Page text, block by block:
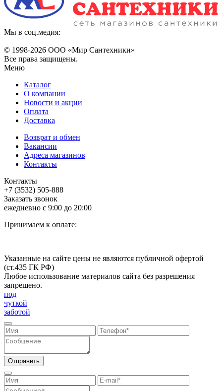
Мы в соц.медия:
© 1998-2026 ООО «Мир Сантехники»
Все права защищены.
Меню
Каталог
О компании
Новости и акции
Оплата
Доставка
Возврат и обмен
Вакансии
Адреса магазинов
Контакты
Контакты
+7 (3532) 505-888
Заказать звонок
ежедневно с 9:00 до 20:00
Принимаем к оплате:
Указанные на сайте цены не являются публичной офертой
(ст.435 ГК РФ)
Любое использование материалов сайта без разрешения
запрещено.
под
чуткой
заботой
Отправить